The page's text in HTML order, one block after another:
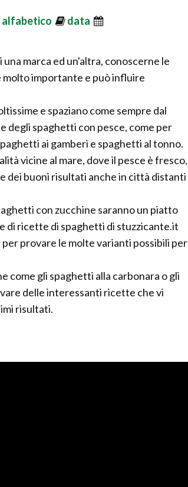
alfabetico data
marca ed un'altra, conoscerne le
importante e può influire
e spaziano come sempre dal
degli spaghetti con pesce, come per
ai gamberi e spaghetti al tonno.
vicine al mare, dove il pesce è fresco,
dei buoni risultati anche in città distanti
con zucchine saranno un piatto
di ricette di spaghetti di stuzzicante.it
provare le molte varianti possibili per
come gli spaghetti alla carbonara o gli
delle interessanti ricette che vi
risultati.